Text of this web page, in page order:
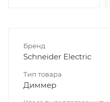
Бренд
Schneider Electric
Тип товара
Диммер